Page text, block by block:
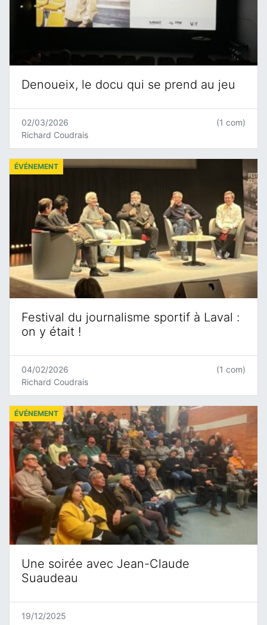
Denoueix, le docu qui se prend au jeu
02/03/2026
Richard Coudrais
(1 com)
Festival du journalisme sportif à Laval :
on y était !
ÉVÉNEMENT
04/02/2026
Richard Coudrais
(1 com)
Une soirée avec Jean-Claude
Suaudeau
ÉVÉNEMENT
19/12/2025